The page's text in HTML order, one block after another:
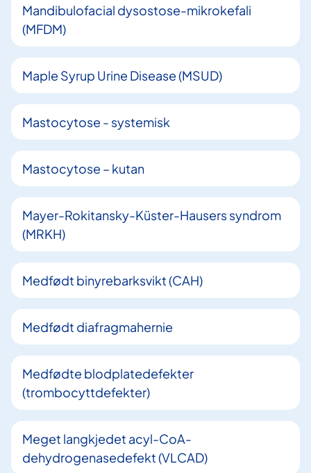
Mandibulofacial dysostose-mikrokefali
(MFDM)
Maple Syrup Urine Disease (MSUD)
Mastocytose - systemisk
Mastocytose – kutan
Mayer-Rokitansky-Küster-Hausers syndrom
(MRKH)
Medfødt binyrebarksvikt (CAH)
Medfødt diafragmahernie
Medfødte blodplatedefekter
(trombocyttdefekter)
Meget langkjedet acyl-CoA-
dehydrogenasedefekt (VLCAD)